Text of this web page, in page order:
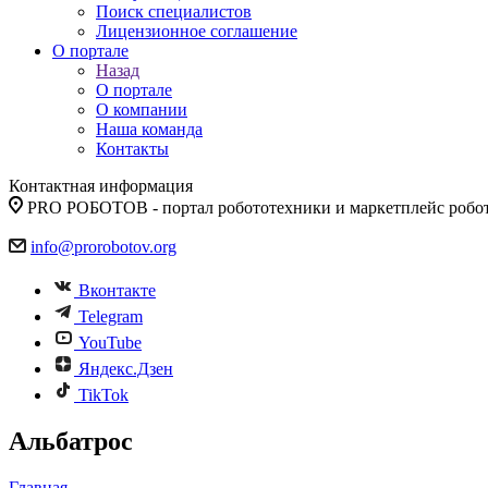
Поиск специалистов
Лицензионное соглашение
О портале
Назад
О портале
О компании
Наша команда
Контакты
Контактная информация
PRO РОБОТОВ - портал робототехники и маркетплейс
info@prorobotov.org
Вконтакте
Telegram
YouTube
Яндекс.Дзен
TikTok
Альбатрос